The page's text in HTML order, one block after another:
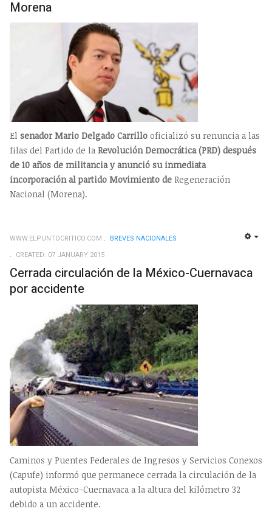
Morena
El senador Mario Delgado Carrillo oficializó su renuncia a las
filas del Partido de la Revolución Democrática (PRD) después
de 10 años de militancia y anunció su inmediata
incorporación al partido Movimiento de Regeneración
Nacional (Morena).
WWW.ELPUNTOCRITICO.COM
BREVES NACIONALES
CREATED: 07 JANUARY 2015
Cerrada circulación de la México-Cuernavaca
por accidente
Caminos y Puentes Federales de Ingresos y Servicios Conexos
(Capufe) informó que permanece cerrada la circulación de la
autopista México-Cuernavaca a la altura del kilómetro 32
debido a un accidente.